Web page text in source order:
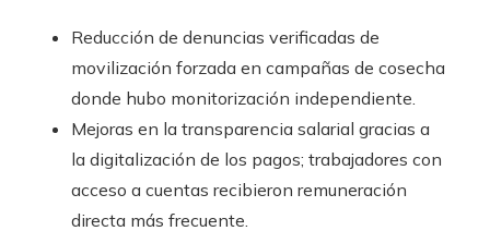
Reducción de denuncias verificadas de
movilización forzada en campañas de cosecha
donde hubo monitorización independiente.
Mejoras en la transparencia salarial gracias a
la digitalización de los pagos; trabajadores con
acceso a cuentas recibieron remuneración
directa más frecuente.